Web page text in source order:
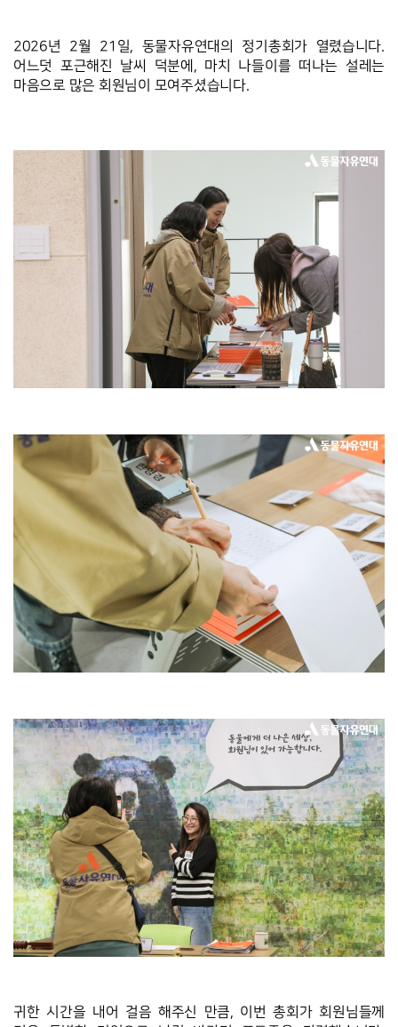
2026년 2월 21일, 동물자유연대의 정기총회가 열렸습니다.
어느덧 포근해진 날씨 덕분에, 마치 나들이를 떠나는 설레는
마음으로 많은 회원님이 모여주셨습니다.
귀한 시간을 내어 걸음 해주신 만큼, 이번 총회가 회원님들께